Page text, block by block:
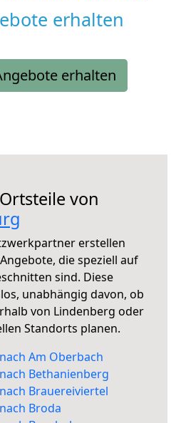
erhalten
erhalten
von
erstellen
die speziell auf
sind. Diese
unabhängig davon, ob
von Lindenberg oder
Standorts planen.
Am Oberbach
Bethanienberg
Brauereiviertel
Broda